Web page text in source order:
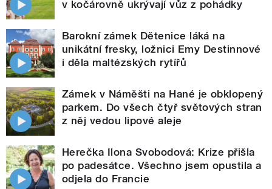
v kočárovně ukrývají vůz z pohádky
Barokní zámek Dětenice láká na
unikátní fresky, ložnici Emy Destinnové
i děla maltézských rytířů
Zámek v Náměšti na Hané je obklopený
parkem. Do všech čtyř světových stran
z něj vedou lipové aleje
Herečka Ilona Svobodová: Krize přišla
po padesátce. Všechno jsem opustila a
odjela do Francie